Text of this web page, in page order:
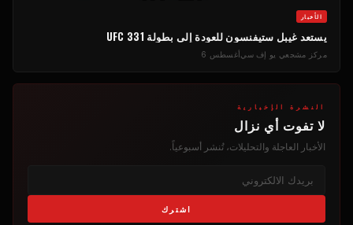
الأخبار
يستعد غيبل ستيفنسون للعودة إلى بطولة UFC 331
مركز مشجعي يو إف سيأغسطس 6
النشرة الإخبارية
لا تفوت أي نزال
الأخبار العاجلة والتحليلات، تُنشر أسبوعياً.
اشترك